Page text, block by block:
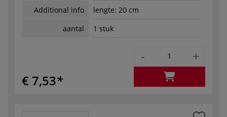
Additional info
lengte: 20 cm
aantal
1 stuk
€ 7,53
- +